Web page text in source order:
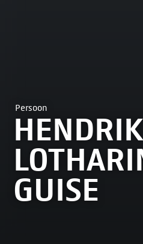
Persoon
GUISE